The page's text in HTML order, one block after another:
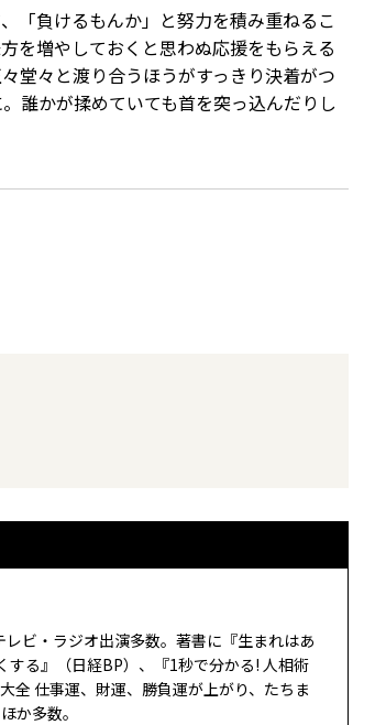
「負けるもんか」と努力を積み重ねるこ
を増やしておくと思わぬ応援をもらえる
堂々と渡り合うほうがすっきり決着がつ
誰かが揉めていても首を突っ込んだりし
ビ・ラジオ出演多数。著書に『生まれはあ
る』（日経BP）、『1秒で分かる! 人相術
全 仕事運、財運、勝負運が上がり、たちま
か多数。